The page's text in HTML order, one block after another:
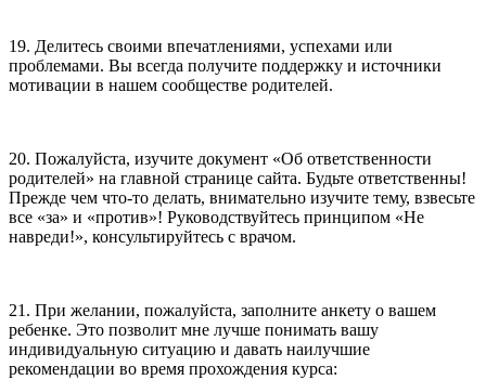
19. Делитесь своими впечатлениями, успехами или
проблемами. Вы всегда получите поддержку и источники
мотивации в нашем сообществе родителей.
20. Пожалуйста, изучите документ «Об ответственности
родителей» на главной странице сайта. Будьте ответственны!
Прежде чем что-то делать, внимательно изучите тему, взвесьте
все «за» и «против»! Руководствуйтесь принципом «Не
навреди!», консультируйтесь с врачом.
21. При желании, пожалуйста, заполните анкету о вашем
ребенке. Это позволит мне лучше понимать вашу
индивидуальную ситуацию и давать наилучшие
рекомендации во время прохождения курса: